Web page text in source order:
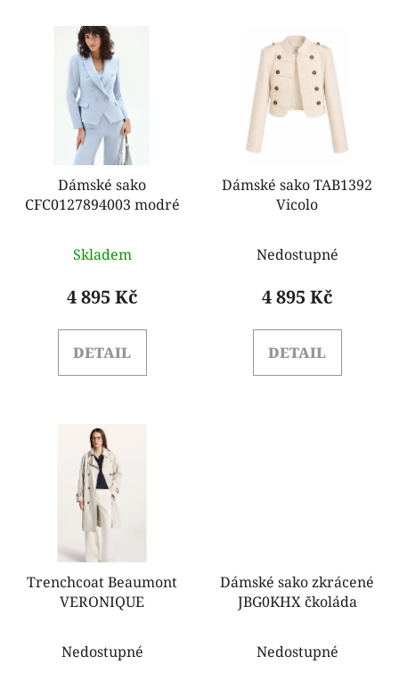
Dámské sako
CFC0127894003 modré
Skladem
4 895 Kč
DETAIL
Dámské sako TAB1392
Vicolo
Nedostupné
4 895 Kč
DETAIL
Trenchcoat Beaumont
VERONIQUE
Nedostupné
Dámské sako zkrácené
JBG0KHX čkoláda
Nedostupné